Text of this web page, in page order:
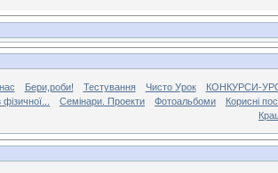
Бери,роби! Тестування Чисто Урок
КОНКУРСИ-
Семінари. Проекти Фотоальбоми
Корисні